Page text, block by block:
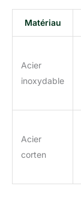
Matériau
Acier
inoxydable
Acier
corten